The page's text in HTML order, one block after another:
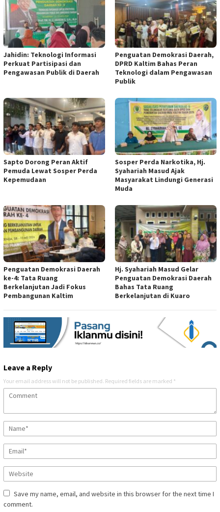
Jahidin: Teknologi Informasi
Perkuat Partisipasi dan
Pengawasan Publik di Daerah
Penguatan Demokrasi Daerah,
DPRD Kaltim Bahas Peran
Teknologi dalam Pengawasan
Publik
Sapto Dorong Peran Aktif
Pemuda Lewat Sosper Perda
Kepemudaan
Sosper Perda Narkotika, Hj.
Syahariah Masud Ajak
Masyarakat Lindungi Generasi
Muda
Penguatan Demokrasi Daerah
ke-4: Tata Ruang
Berkelanjutan Jadi Fokus
Pembangunan Kaltim
Hj. Syahariah Masud Gelar
Penguatan Demokrasi Daerah
Bahas Tata Ruang
Berkelanjutan di Kuaro
Leave a Reply
Your email address will not be published. Required fields are marked *
Save my name, email, and website in this browser for the next time I
comment.